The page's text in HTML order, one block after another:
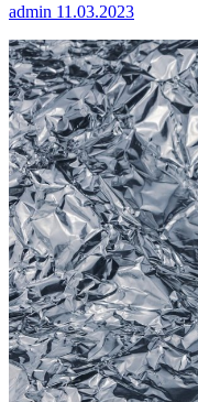
admin 11.03.2023